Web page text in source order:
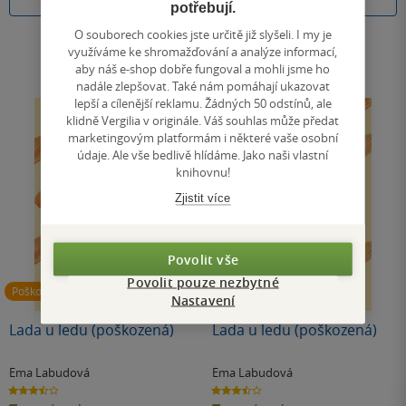
Poškozené
Lada u ledu (poškozená)
Ema Labudová
3.5
z
Poškozené
Lada u ledu (poškozená)
Ema Labudová
3.5
z
potřebují.
O souborech cookies jste určitě již slyšeli. I my je
využíváme ke shromažďování a analýze informací,
aby náš e-shop dobře fungoval a mohli jsme ho
nadále zlepšovat. Také nám pomáhají ukazovat
lepší a cílenější reklamu. Žádných 50 odstínů, ale
klidně Vergilia v originále. Váš souhlas může předat
marketingovým platformám i některé vaše osobní
údaje. Ale vše bedlivě hlídáme. Jako naši vlastní
knihovnu!
Zjistit více
Povolit vše
Povolit pouze nezbytné
Nastavení